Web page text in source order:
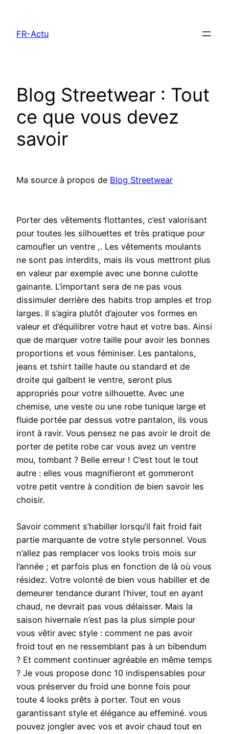
contenu
FR-Actu
Blog Streetwear : Tout
ce que vous devez
savoir
Ma source à propos de Blog Streetwear
Porter des vêtements flottantes, c’est valorisant
pour toutes les silhouettes et très pratique pour
camoufler un ventre ,. Les vêtements moulants
ne sont pas interdits, mais ils vous mettront plus
en valeur par exemple avec une bonne culotte
gainante. L’important sera de ne pas vous
dissimuler derrière des habits trop amples et trop
larges. Il s’agira plutôt d’ajouter vos formes en
valeur et d’équilibrer votre haut et votre bas. Ainsi
que de marquer votre taille pour avoir les bonnes
proportions et vous féminiser. Les pantalons,
jeans et tshirt taille haute ou standard et de
droite qui galbent le ventre, seront plus
appropriés pour votre silhouette. Avec une
chemise, une veste ou une robe tunique large et
fluide portée par dessus votre pantalon, ils vous
iront à ravir. Vous pensez ne pas avoir le droit de
porter de petite robe car vous avez un ventre
mou, tombant ? Belle erreur ! C’est tout le tout
autre : elles vous magnifieront et gommeront
votre petit ventre à condition de bien savoir les
choisir.
Savoir comment s’habiller lorsqu’il fait froid fait
partie marquante de votre style personnel. Vous
n’allez pas remplacer vos looks trois mois sur
l’année ; et parfois plus en fonction de là où vous
résidez. Votre volonté de bien vous habiller et de
demeurer tendance durant l’hiver, tout en ayant
chaud, ne devrait pas vous délaisser. Mais la
saison hivernale n’est pas la plus simple pour
vous vêtir avec style : comment ne pas avoir
froid tout en ne ressemblant pas à un bibendum
? Et comment continuer agréable en même temps
? Je vous propose donc 10 indispensables pour
vous préserver du froid une bonne fois pour
toute 4 looks prêts à porter. Tout en vous
garantissant style et élégance au effeminé. vous
pouvez jongler avec vos et avoir chaud tout en